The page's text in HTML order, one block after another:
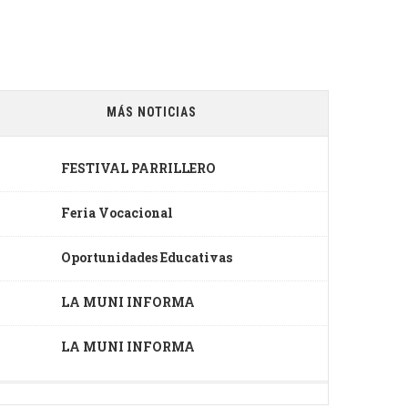
MÁS NOTICIAS
FESTIVAL PARRILLERO
Feria Vocacional
Oportunidades Educativas
LA MUNI INFORMA
LA MUNI INFORMA